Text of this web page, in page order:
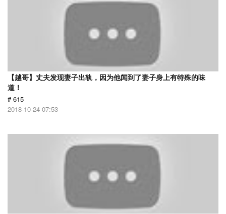
【越哥】丈夫发现妻子出轨，因为他闻到了妻子身上有特殊的味
道！
# 615
2018-10-24 07:53